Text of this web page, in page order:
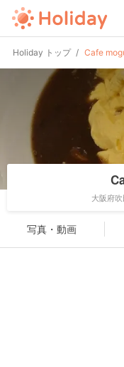
Holiday トップ Cafe
大阪府
写真・動画